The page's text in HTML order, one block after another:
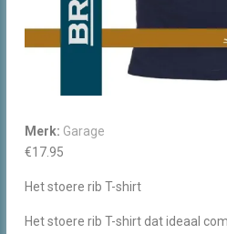
Merk: Garage
€17.95
Het stoere rib T-shirt
Het stoere rib T-shirt dat ideaal